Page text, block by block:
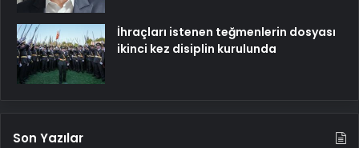
İhraçları istenen teğmenlerin dosyası
ikinci kez disiplin kurulunda
Son Yazılar